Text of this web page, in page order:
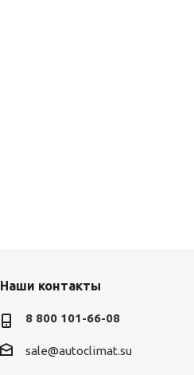
Наши контакты
8 800 101-66-08
sale@autoclimat.su